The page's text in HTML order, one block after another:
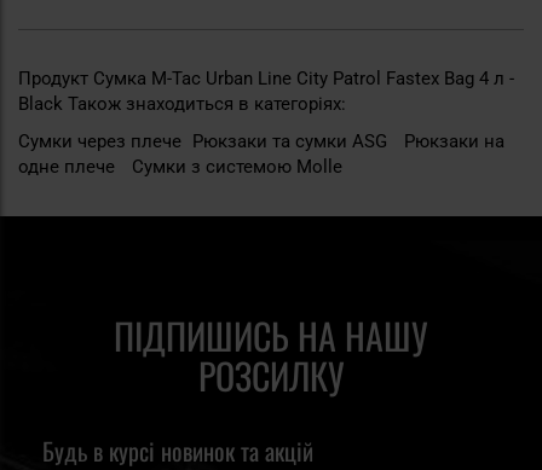
Продукт Сумка M-Tac Urban Line City Patrol Fastex Bag 4 л -
Black Також знаходиться в категоріях:
Сумки через плече Рюкзаки та сумки ASG
Рюкзаки на
одне плече
Сумки з системою Molle
ПІДПИШИСЬ НА НАШУ
РОЗСИЛКУ
Будь в курсі новинок та акцій